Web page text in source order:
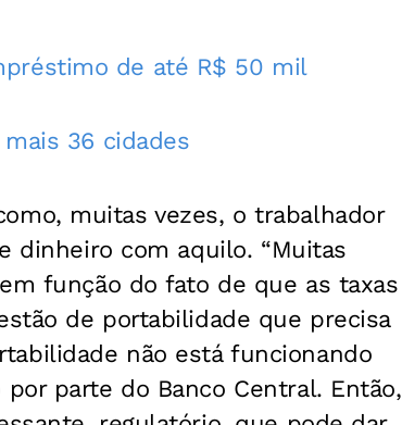
de até R$ 50 mil
mais 36 cidades
muitas vezes, o trabalhador
dinheiro com aquilo. “Muitas
função do fato de que as taxas
de portabilidade que precisa
não está funcionando
parte do Banco Central. Então,